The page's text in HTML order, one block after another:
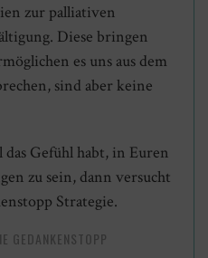
zur palliativen
Diese bringen
es uns aus dem
sind aber keine
Gefühl habt, in Euren
zu sein, dann versucht
Strategie.
GEDANKENSTOPP